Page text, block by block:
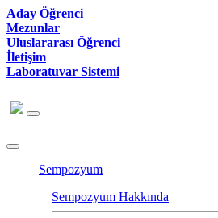
Aday Öğrenci
Mezunlar
Uluslararası Öğrenci
İletişim
Laboratuvar Sistemi
Sempozyum
Sempozyum Hakkında